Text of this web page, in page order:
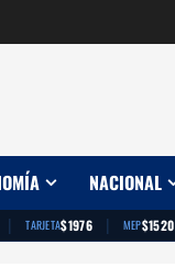
NACIONAL
| TARJETA$1976 | MEP$1520